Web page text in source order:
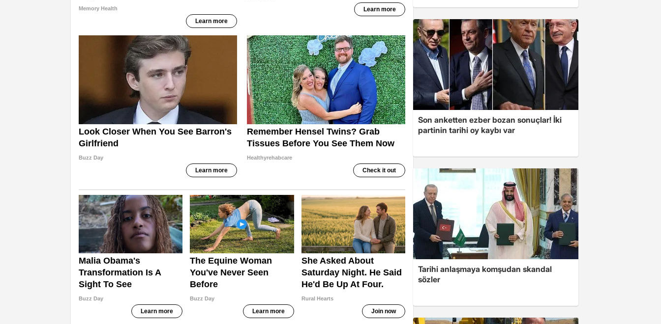
Son anketten ezber bozan sonuçlar! İki
partinin tarihi oy kaybı var
Tarihi anlaşmaya komşudan skandal
sözler